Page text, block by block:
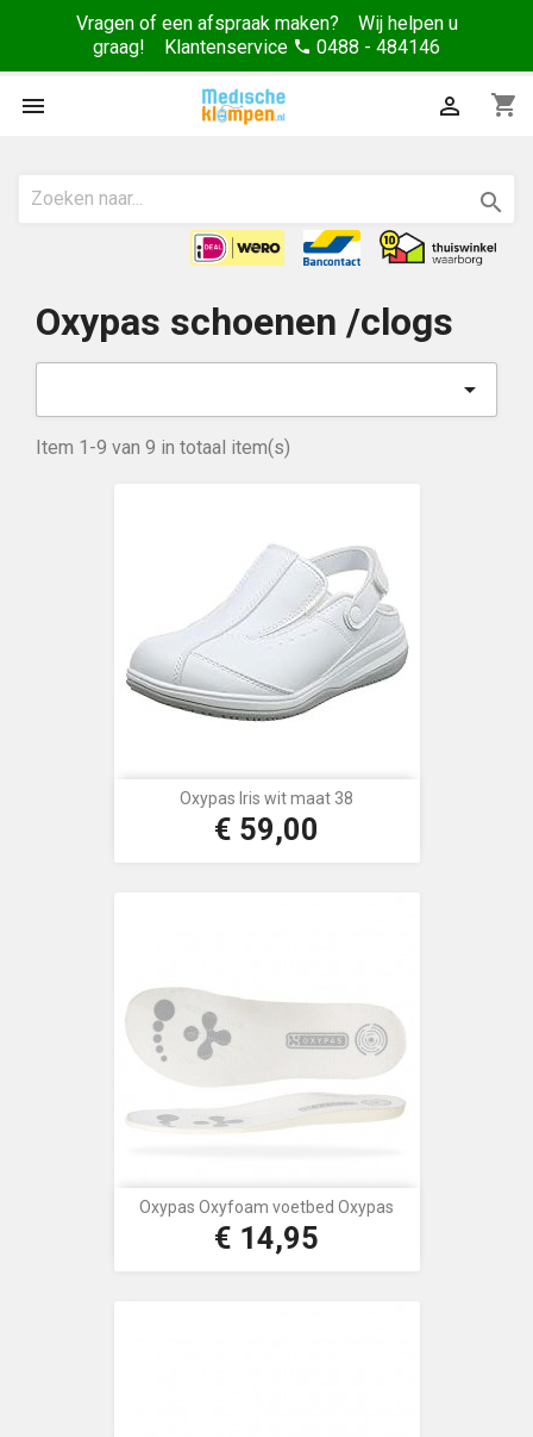
Vragen of een afspraak maken? Wij helpen u
graag! Klantenservice phone 0488 - 484146
 shopping_cart


Oxypas schoenen /clogs

Item 1-9 van 9 in totaal item(s)
Oxypas Iris wit maat 38
Prijs
€ 59,00
Oxypas Oxyfoam voetbed Oxypas
Prijs
€ 14,95